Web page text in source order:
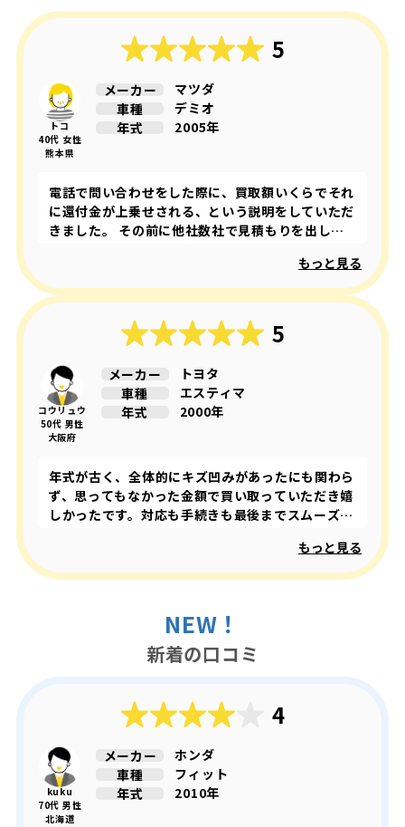
5
トコ
40代 女性
熊本県
メーカー
マツダ
車種
デミオ
年式
2005年
電話で問い合わせをした際に、買取額いくらでそれ
に還付金が上乗せされる、という説明をしていただ
きました。 その前に他社数社で見積もりを出して
んでした。 廃車王さんに問い合わせて初めて、重
量税の還付金の存在に気がつき、よくよく調べたら
他社は還付金込みでの買取額の提示ということが判
明しました。 結果的に、買取額と還付金を合わせ
ると廃車王さんが1番高く買取していただけること
が分かり、お願いしました。 取りに来ていただい
たお店の方も親切でしたし、数回電話で問い合わせ
た際にも丁寧に対応していただけて良かったです。
次回必要になった際には、またこちらにお願いしよ
うと思います。 ありがとうございました。
もっと見る
5
コウリュウ
50代 男性
大阪府
メーカー
トヨタ
車種
エスティマ
年式
2000年
年式が古く、全体的にキズ凹みがあったにも関わら
ず、思ってもなかった金額で買い取っていただき嬉
しかったです。対応も手続きも最後までスムーズ
で、ストレスなしでした。機会があればまた利用し
もっと見る
NEW！
新着の口コミ
4
kuku
70代 男性
北海道
メーカー
ホンダ
車種
フィット
年式
2010年